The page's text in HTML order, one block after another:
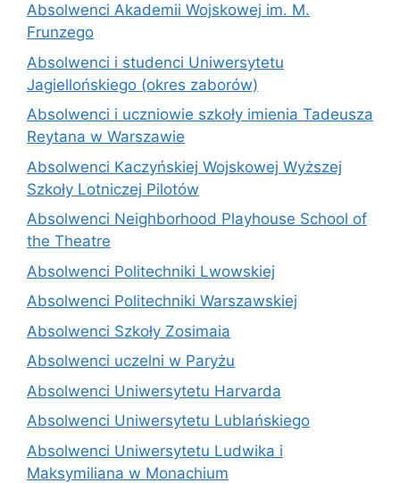
Absolwenci Akademii Wojskowej im. M.
Frunzego
Absolwenci i studenci Uniwersytetu
Jagiellońskiego (okres zaborów)
Absolwenci i uczniowie szkoły imienia Tadeusza
Reytana w Warszawie
Absolwenci Kaczyńskiej Wojskowej Wyższej
Szkoły Lotniczej Pilotów
Absolwenci Neighborhood Playhouse School of
the Theatre
Absolwenci Politechniki Lwowskiej
Absolwenci Politechniki Warszawskiej
Absolwenci Szkoły Zosimaia
Absolwenci uczelni w Paryżu
Absolwenci Uniwersytetu Harvarda
Absolwenci Uniwersytetu Lublańskiego
Absolwenci Uniwersytetu Ludwika i
Maksymiliana w Monachium